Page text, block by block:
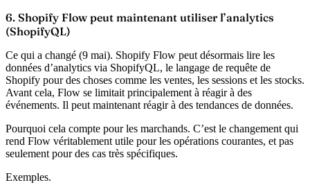
6. Shopify Flow peut maintenant utiliser l’analytics
(ShopifyQL)
Ce qui a changé (9 mai). Shopify Flow peut désormais lire les
données d’analytics via ShopifyQL, le langage de requête de
Shopify pour des choses comme les ventes, les sessions et les stocks.
Avant cela, Flow se limitait principalement à réagir à des
événements. Il peut maintenant réagir à des tendances de données.
Pourquoi cela compte pour les marchands. C’est le changement qui
rend Flow véritablement utile pour les opérations courantes, et pas
seulement pour des cas très spécifiques.
Exemples.